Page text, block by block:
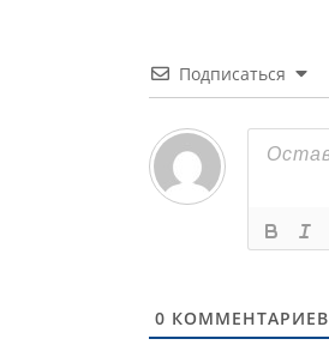
Подписаться
0 КОММЕНТАРИЕВ